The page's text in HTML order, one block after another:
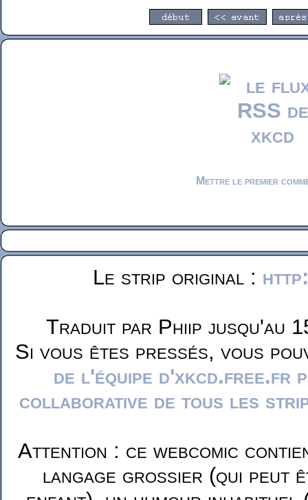
Mettre le premier
Le strip original :
Traduit par Phiip jusqu'au
Si vous êtes pressés, vous
de l'équipe d'xkcd.free.fr
collaborative de tous les
Attention : ce webcomic
langage grossier (qui peut